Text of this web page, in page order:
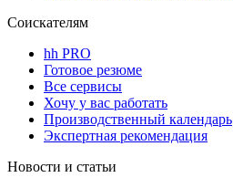
Соискателям
hh PRO
Готовое резюме
Все сервисы
Хочу у вас работать
Производственный календарь
Экспертная рекомендация
Новости и статьи